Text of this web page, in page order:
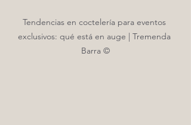
Tendencias en coctelería para eventos
exclusivos: qué está en auge | Tremenda
Barra ©